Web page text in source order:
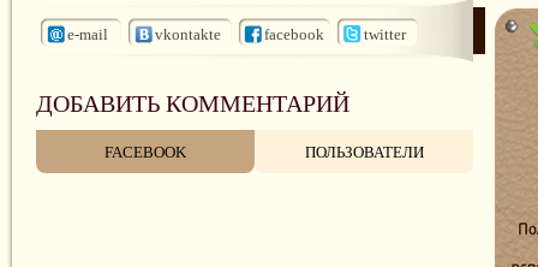
e-mail vkontakte facebook twitter
ДОБАВИТЬ КОММЕНТАРИЙ
FACEBOOK ПОЛЬЗОВАТЕЛИ